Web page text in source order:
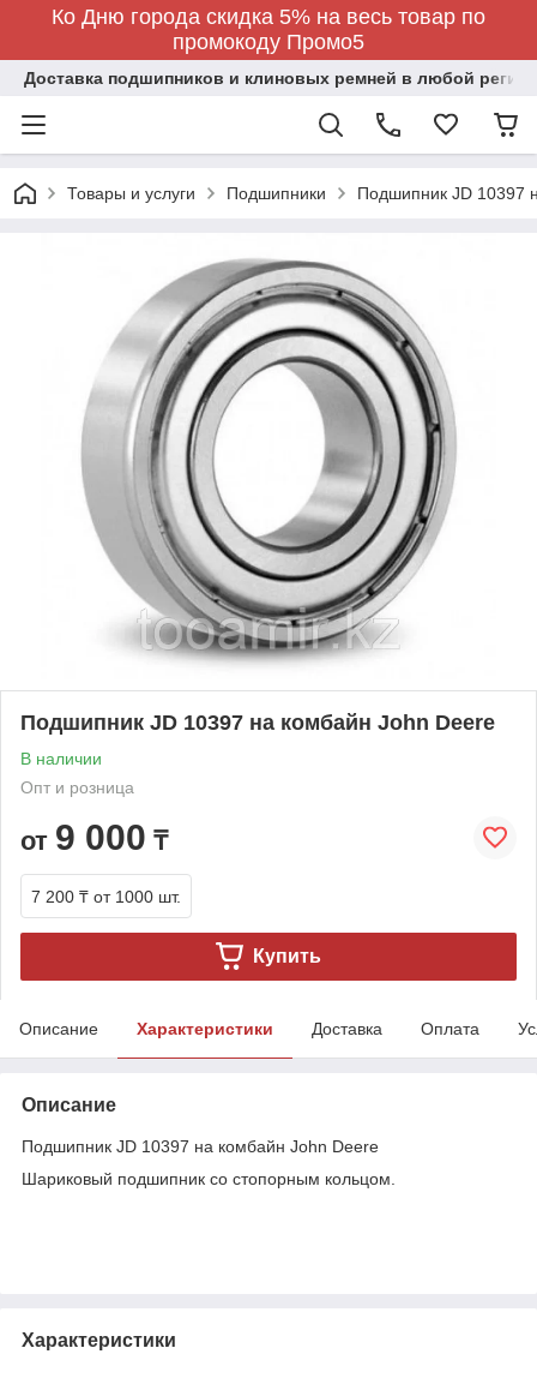
Ко Дню города скидка 5% на весь товар по
промокоду Промо5
Доставка подшипников и клиновых ремней в любой регион
Товары и услуги Подшипники Подшипник JD 10397
Подшипник JD 10397 на комбайн John Deere
В наличии
Опт и розница
от 9 000 ₸
7 200 ₸ от 1000 шт.
Купить
Описание Характеристики Доставка Оплата
Описание
Подшипник JD 10397 на комбайн John Deere
Шариковый подшипник со стопорным кольцом.
Характеристики